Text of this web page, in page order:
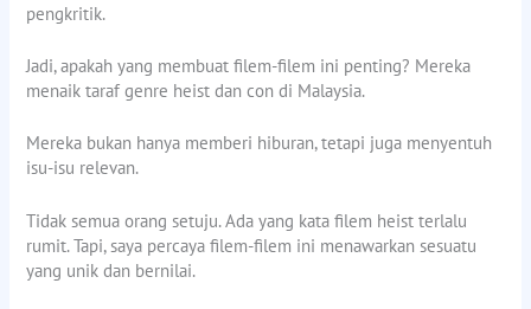
pengkritik.
Jadi, apakah yang membuat filem-filem ini penting? Mereka
menaik taraf genre heist dan con di Malaysia.
Mereka bukan hanya memberi hiburan, tetapi juga menyentuh
isu-isu relevan.
Tidak semua orang setuju. Ada yang kata filem heist terlalu
rumit. Tapi, saya percaya filem-filem ini menawarkan sesuatu
yang unik dan bernilai.